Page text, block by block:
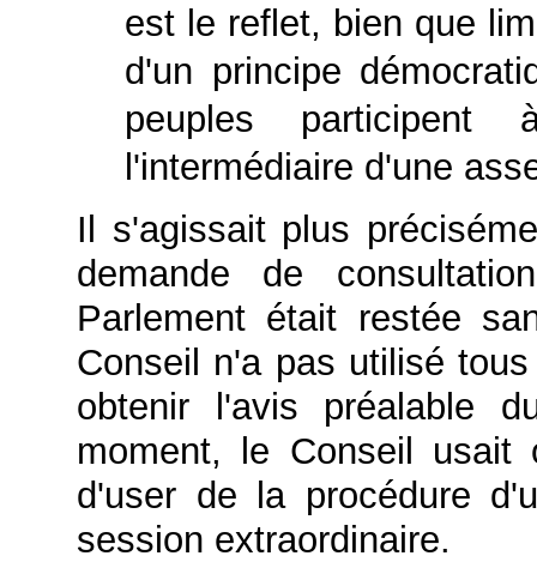
est le reflet, bien que
d'un principe
peuples
l'intermédiaire d'une
Il s'agissait plus
demande de
Parlement était restée
Conseil n'a pas utilisé
obtenir l'avis préalable
moment, le Conseil
d'user de la procédure
session extraordinaire.